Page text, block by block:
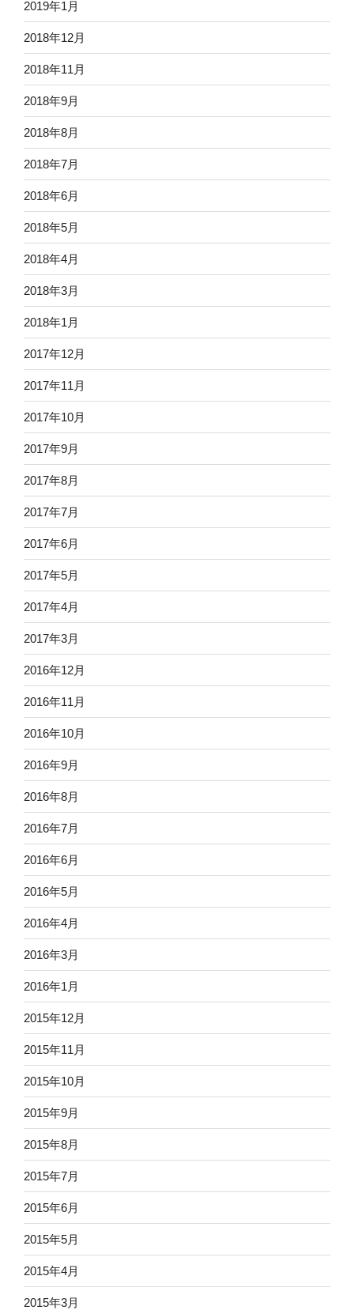
2019年1月
2018年12月
2018年11月
2018年9月
2018年8月
2018年7月
2018年6月
2018年5月
2018年4月
2018年3月
2018年1月
2017年12月
2017年11月
2017年10月
2017年9月
2017年8月
2017年7月
2017年6月
2017年5月
2017年4月
2017年3月
2016年12月
2016年11月
2016年10月
2016年9月
2016年8月
2016年7月
2016年6月
2016年5月
2016年4月
2016年3月
2016年1月
2015年12月
2015年11月
2015年10月
2015年9月
2015年8月
2015年7月
2015年6月
2015年5月
2015年4月
2015年3月